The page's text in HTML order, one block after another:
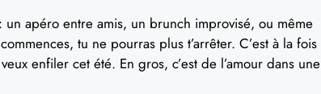
apéro entre amis, un brunch improvisé, ou même
tu ne pourras plus t’arrêter. C’est à la fois
enfiler cet été. En gros, c’est de l’amour dans une